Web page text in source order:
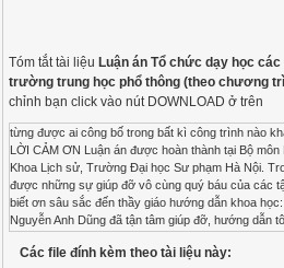
Tóm tắt tài liệu Luận án Tổ chức dạy học
trường trung học phổ thông (theo chương
chỉnh bạn click vào nút DOWNLOAD ở trên
từng được ai công bố trong bất kì công trình nào khác. Tác giả luận án Nguyễn Thị Quý LỜI CẢM ƠN Luận án được hoàn thành tại Bộ môn Lý luận và Phương pháp DH LS, Khoa Lịch sử, Trường Đại học Sư phạm Hà Nội. Trong quá trình nghiên cứu tôi đã nhận được những sự giúp đỡ vô cùng quý báu của các tập thể và cá nhân. Tôi xin bày tỏ lòng biết ơn sâu sắc đến thầy giáo hướng dẫn khoa học: PGS.TS. Nghiêm Đình Vỳ, cố TS. Nguyễn Anh Dũng đã tận tâm giúp đỡ, hướng dẫn tôi trong quá trình nghiên cứu, thực hiện đề tài. Tôi cũng xin được gửi lời cảm ơn chân thành tới PGS.TS. Trịnh Đình Tùng, GS.TS. Nguyễn Thị Côi đã gợi ý cho tôi những ý tưởng quý báu trong quá trình thực hiện đề tài này. Tôi xin chân thành cảm ơn các thầy cô, các nhà khoa học trong Tổ Bộ môn Lí luận và Phương pháp dạy học lịch sử, Ban Chủ nhiệm Khoa cùng các thầy cô Khoa Lịch sử, Phòng sau đại học - Trường Đại học Sư phạm Hà Nội đã giúp đỡ tôi trong quá trình học tập và hoàn thành luận án. Tôi xin chân thành cảm ơn các thầy cô giáo, các em HS tại Hà Nội, Hải Phòng, Hải Dương, Vĩnh Phúc và Bắc Giang đã tham gia vào quá trình khảo sát và thử nghiệm sư phạm, các giáo viên phổ thông đã gửi ý kiến đóng góp để luận án được hoàn thiện hơn. Tôi xin chân thành cảm ơn gia đình, đồng nghiệp và bạn bè đã luôn động viên, khuyến khích tôi trong suốt quá trình học tập và nghiên cứu. Hà Nội, ngày tháng năm 2020 Nguyễn Thị Quý DANH MỤC CÁC TỪ VIẾT TẮT Những chữ viết tắt Quy định viết tắt Chương trình CT Chương trình giáo dục phổ thông CT GDPT Dạy học DH Dạy học lịch sử DHLS Giáo dục GD Giáo viên GV Học sinh HS Lịch sử LS Năng lực NL Phẩm chất PC Phương pháp dạy học PPDH Phương tiện dạy học PTDH Sách giáo khoa SGK Sách giáo viên SGV Quá trình dạy học QTDH Thử nghiệm TN Trung học cơ sở THCS Trung học phổ thông THPT MỤC LỤC MỞ ĐẦU .................................................................................................................... 1 1. Tính cấp thiết của đề tài .......................................................................................... 1 2. Đối tượng, phạm vi nghiên cứu .............................................................................. 2 3. Mục tiêu, nhiệm vụ nghiên cứu ............................................................................... 3 4. Giả thuyết khoa học ................................................................................................ 4 5. Cơ sở phương pháp luận và phương pháp nghiên cứu........................................... 4 6. Ý nghĩa khoa học và thực tiễn của luận án ............................................................ 4 7. Những đóng góp của luận án .................................................................................. 5 8. Cấu trúc của luận án ................................................................................................ 5 CHƯƠNG 1: TỔNG QUAN CÁC CÔNG TRÌNH NGHIÊN CỨU LIÊN QUAN ĐẾN ĐỀ TÀI ................................................................................................. 6 1.1. Những công trình nghiên cứu về chủ đề trong lý luận dạy học ..................... 6 1.1.1. Các công trình nghiên cứu ở nước ngoài ......................................................... 6 1.1.2 Các công trình nghiên cứu ở trong nước ......................................................... 11 1.2. Những công trình nghiên cứu về chủ đề, tổ chức DH chủ đề môn LS ........ 16 1.2.1. Các nghiên cứu ở nước ngoài ......................................................................... 16 1.2.2. Các công trình nghiên cứu trong nước ........................................................... 21 1.3. Khái quát các kết quả nghiên cứu, những vấn đề luận án kế thừa và tiếp tục giải quyết ............................................................................................................ 28 Tiểu kết chương 1...................................................................................................... 31 CHƯƠNG 2: VẤN ĐỀ TỔ CHỨC DẠY HỌC CHỦ ĐỀ MÔN LỊCH SỬ Ở TRƯỜNG TRUNG HỌC PHỔ THÔNG - LÝ LUẬN VÀ THỰC TIỄN .......... 32 2.1. Cơ sở lý luận ..................................................................................................... 32 2.1.1. Các khái niệm liên quan đến đề tài ................................................................. 32 2.1.2. Đặc trưng, bản chất của tổ chức dạy học chủ đề môn lịch sử ........................ 35 2.1.3. Các loại chủ đề môn Lịch sử ở trường phổ thông .......................................... 39 2.1.4. Xuất phát điểm của việc tổ chức dạy học lịch sử theo chủ đề ở trường THPT ........ 41 2.1.5. Vai trò, ý nghĩa của tổ chức dạy học chủ đề lịch sử ....................................... 45 2.2.Thực trạng tổ chức dạy học chủ đề môn Lịch sử ........................................... 48 2.2.1. Thực tiễn tổ chức dạy học lịch sử theo chủ đề trên thế giới .......................... 48 2.2.2. Thực trạng tổ chức dạy học chủ đề môn Lịch sử ở Việt Nam ......................... 55 CHƯƠNG 3: XÁC ĐỊNH YÊU CẦU CẦN ĐẠT VÀ HÌNH THỨC TỔ CHỨC DẠY HỌC CÁC CHỦ ĐỀ MÔN LỊCH SỬ LỚP 10 Ở TRƯỜNG THPT ....... 72 3.1. Định hướng thực hiện chương trình giáo dục môn Lịch sử ......................... 72 3.1.1. Những điểm mới của chương trình giáo dục phổ thông 2018 ........................ 72 3.1.2. Định hướng triển khai chương trình giáo dục môn Lịch sử 2018 cấp THPT ............... 75 3.2. Xác định yêu cầu cần đạt của chủ đề lịch sử lớp 10 trường THPT ............ 77 3.2.1. Căn cứ xác định yêu cầu cần đạt .................................................................... 77 3.2.2. Quy trình xác
Các file đính kèm theo tài liệu này: